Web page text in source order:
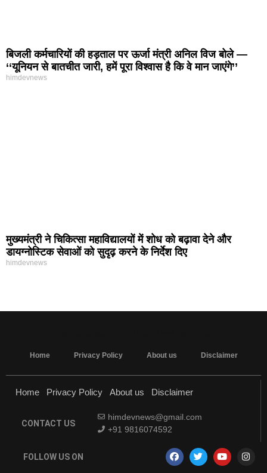
बिजली कर्मचारियों की हड़ताल पर ऊर्जा मंत्री अनिल विज बोले —
‘‘यूनियन से बातचीत जारी, हमें पूरा विश्वास है कि वे मान जाएंगे’’
himdevnews
मुख्यमंत्री ने चिकित्सा महाविद्यालयों में शोध को बढ़ावा देने और
डायग्नोस्टिक सेवाओं को सुदृढ़ करने के निर्देश दिए
himdevnews
Home Privacy Policy About us Disclaimer
Home Privacy Policy About us Disclaimer
CONTACT US
himdevnews@gmail.com
+91 9816074592
FOLLOW US ON